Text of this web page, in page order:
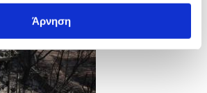
Άρνηση